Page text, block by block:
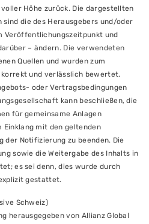
Höhe zurück. Die dargestellten
sind die des Herausgebers und/oder
Veröffentlichungszeitpunkt und
– ändern. Die verwendeten
Quellen und wurden zum
und verlässlich bewertet.
oder Vertragsbedingungen
kann beschließen, die
für gemeinsame Anlagen
mit den geltenden
der Notifizierung zu beenden. Die
sowie die Weitergabe des Inhalts in
es sei denn, dies wurde durch
gestattet.
Schweiz)
herausgegeben von Allianz Global